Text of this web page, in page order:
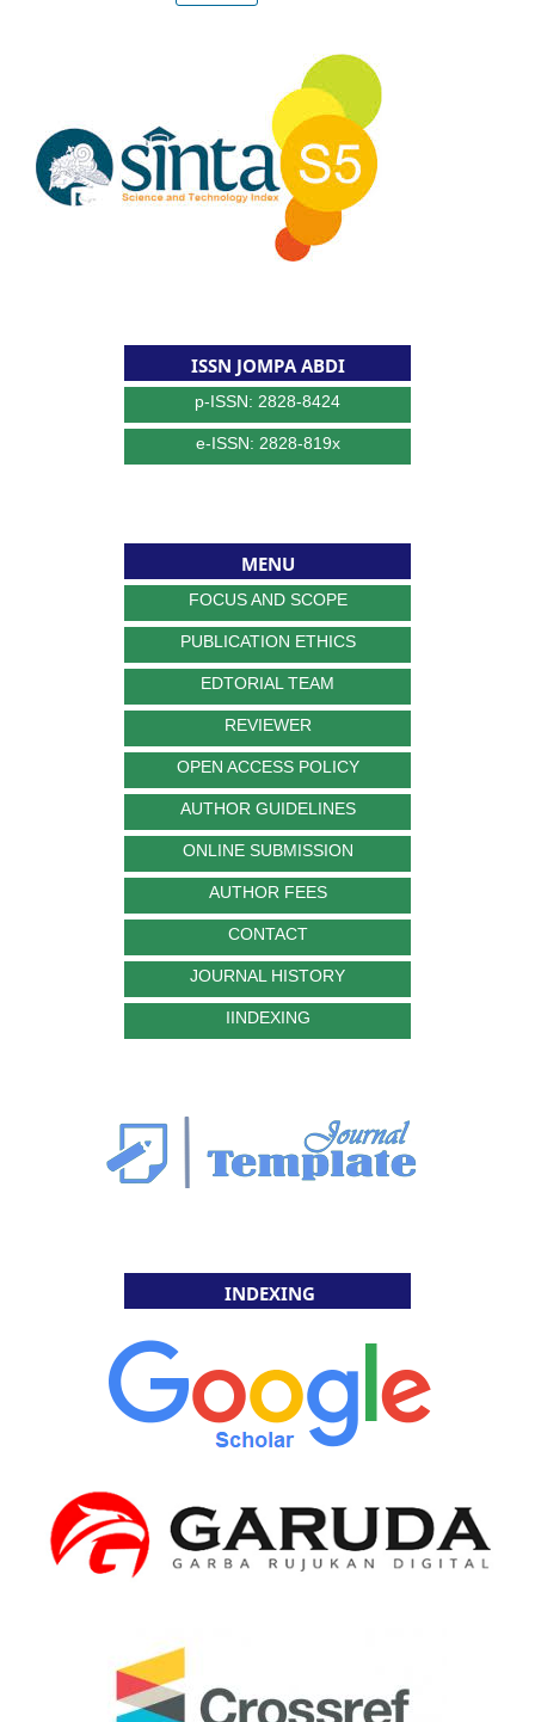
ISSN JOMPA ABDI
p-ISSN: 2828-8424
e-ISSN: 2828-819x
MENU
FOCUS AND SCOPE
PUBLICATION ETHICS
EDTORIAL TEAM
REVIEWER
OPEN ACCESS POLICY
AUTHOR GUIDELINES
ONLINE SUBMISSION
AUTHOR FEES
CONTACT
JOURNAL HISTORY
IINDEXING
INDEXING